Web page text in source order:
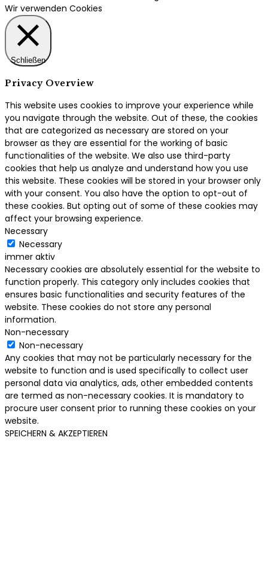
Wir verwenden Cookies
Schließen
Privacy Overview
This website uses cookies to improve your experience while
you navigate through the website. Out of these, the cookies
that are categorized as necessary are stored on your
browser as they are essential for the working of basic
functionalities of the website. We also use third-party
cookies that help us analyze and understand how you use
this website. These cookies will be stored in your browser only
with your consent. You also have the option to opt-out of
these cookies. But opting out of some of these cookies may
affect your browsing experience.
Necessary
Necessary
immer aktiv
Necessary cookies are absolutely essential for the website to
function properly. This category only includes cookies that
ensures basic functionalities and security features of the
website. These cookies do not store any personal
information.
Non-necessary
Non-necessary
Any cookies that may not be particularly necessary for the
website to function and is used specifically to collect user
personal data via analytics, ads, other embedded contents
are termed as non-necessary cookies. It is mandatory to
procure user consent prior to running these cookies on your
website.
SPEICHERN & AKZEPTIEREN